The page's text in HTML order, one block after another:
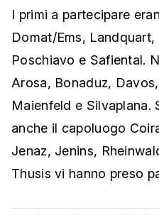
I primi a partecipare
Domat/Ems,
Poschiavo e Safiental.
Arosa, Bonaduz,
Maienfeld e Silvaplana.
anche il capoluogo
Jenaz, Jenins,
Thusis vi hanno preso